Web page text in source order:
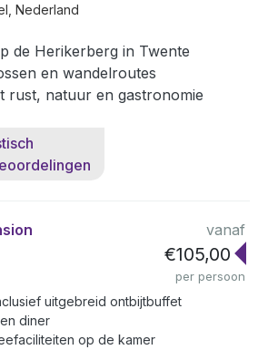
Nederland
de Herikerberg in Twente
en wandelroutes
rust, natuur en gastronomie
vanaf
€105,00
per persoon
uitgebreid ontbijtbuffet
diner
op de kamer